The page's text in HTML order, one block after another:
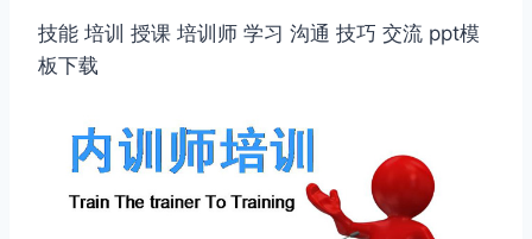
技能 培训 授课 培训师 学习 沟通 技巧 交流 ppt模
板下载